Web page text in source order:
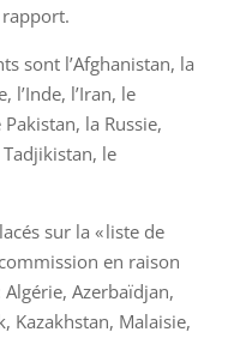
sont l’Afghanistan, la
l’Inde, l’Iran, le
la Russie,
Tadjikistan, le
sur la « liste de
en raison
Azerbaïdjan,
Kazakhstan, Malaisie,